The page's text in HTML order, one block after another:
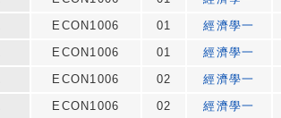
ECON1006 01
經濟學一
ECON1006 01
經濟學一
ECON1006 02
經濟學一
ECON1006 02
經濟學一